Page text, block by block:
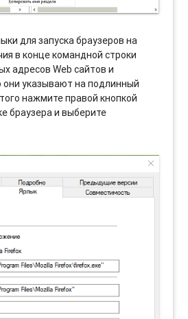
для запуска браузеров на
в конце командной строки
адресов Web сайтов и
они указывают на подлинный
нажмите правой кнопкой
браузера и выберите